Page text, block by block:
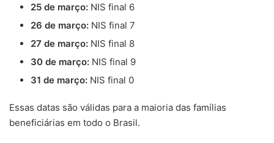
25 de março: NIS final 6
26 de março: NIS final 7
27 de março: NIS final 8
30 de março: NIS final 9
31 de março: NIS final 0
Essas datas são válidas para a maioria das famílias
beneficiárias em todo o Brasil.